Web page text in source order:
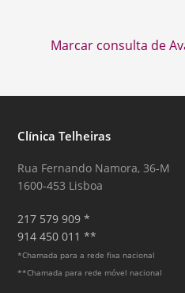
Marcar consulta de
Clínica Telheiras
Rua Fernando Namora, 36-M
1600-453 Lisboa
217 579 909 *
914 450 011 **
*Chamada para a rede fixa nacional
**Chamada para rede móvel nacional